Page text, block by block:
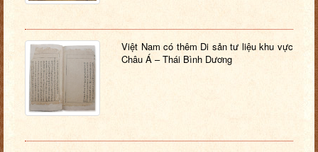
Việt Nam có thêm Di sản tư liệu khu vực
Châu Á – Thái Bình Dương